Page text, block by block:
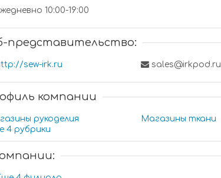
10:00-19:00
представительство:
sew-irk.ru sales@irkpod.ru
компании
рукоделия
Магазины ткани
Еще 4 рубрики